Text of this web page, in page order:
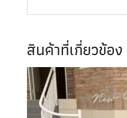
สินค้าที่เกี่ยวข้อง